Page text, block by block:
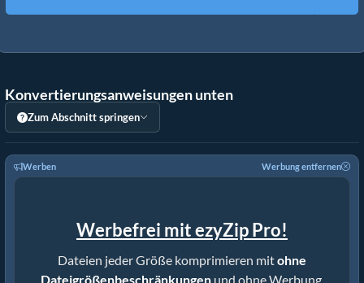
Weitere Tools
Konvertierungsanweisungen unten
Zum Abschnitt springen
Werben Werbung entfernen
Werbefrei mit ezyZip Pro!
Dateien jeder Größe komprimieren mitohne
Dateigrößenbeschränkungenund ohne Werbung.